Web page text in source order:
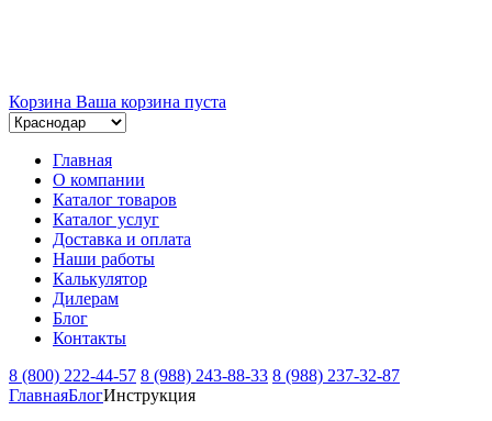
Корзина Ваша корзина пуста
Главная
О компании
Каталог товаров
Каталог услуг
Доставка и оплата
Наши работы
Калькулятор
Дилерам
Блог
Контакты
8 (800) 222-44-57 8 (988) 243-88-33 8 (988) 237-32-87
ГлавнаяБлогИнструкция